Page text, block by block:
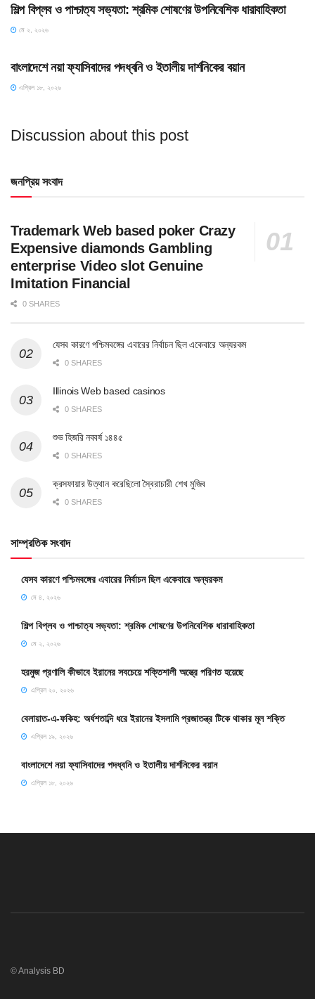
শিল্প বিপ্লব ও পাশ্চাত্য সভ্যতা: শ্রমিক শোষণের উপনিবেশিক ধারাবাহিকতা
মে ২, ২০২৬
বাংলাদেশে নয়া ফ্যাসিবাদের পদধ্বনি ও ইতালীয় দার্শনিকের বয়ান
এপ্রিল ১৮, ২০২৬
Discussion about this post
জনপ্রিয় সংবাদ
Trademark Web based poker Crazy
Expensive diamonds Gambling
enterprise Video slot Genuine
Imitation Financial
0 SHARES
যেসব কারণে পশ্চিমবঙ্গের এবারের নির্বাচন ছিল একেবারে অন্যরকম
0 SHARES
Illinois Web based casinos
0 SHARES
শুভ হিজরি নববর্ষ ১৪৪৫
0 SHARES
ক্রসফায়ার উত্থান করেছিলো স্বৈরাচারী শেখ মুজিব
0 SHARES
সাম্প্রতিক সংবাদ
যেসব কারণে পশ্চিমবঙ্গের এবারের নির্বাচন ছিল একেবারে অন্যরকম
মে ৪, ২০২৬
শিল্প বিপ্লব ও পাশ্চাত্য সভ্যতা: শ্রমিক শোষণের উপনিবেশিক ধারাবাহিকতা
মে ২, ২০২৬
হরমুজ প্রণালি কীভাবে ইরানের সবচেয়ে শক্তিশালী অস্ত্রে পরিণত হয়েছে
এপ্রিল ২০, ২০২৬
বেলায়াত-এ-ফকিহ: অর্ধশতাব্দি ধরে ইরানের ইসলামি প্রজাতন্ত্র টিকে থাকার মূল শক্তি
এপ্রিল ১৯, ২০২৬
বাংলাদেশে নয়া ফ্যাসিবাদের পদধ্বনি ও ইতালীয় দার্শনিকের বয়ান
এপ্রিল ১৮, ২০২৬
© Analysis BD